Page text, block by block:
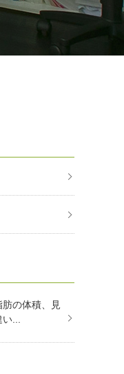
肪の体積、見
...